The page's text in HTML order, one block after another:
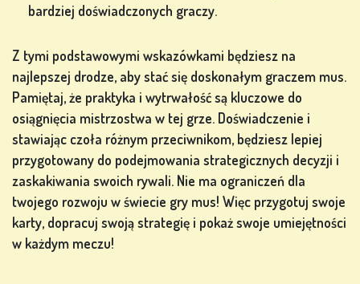
bardziej doświadczonych graczy.
Z tymi podstawowymi wskazówkami będziesz na
najlepszej drodze, aby stać się doskonałym graczem mus.
Pamiętaj, że praktyka i wytrwałość są kluczowe do
osiągnięcia mistrzostwa w tej grze. Doświadczenie i
stawiając czoła różnym przeciwnikom, będziesz lepiej
przygotowany do podejmowania strategicznych decyzji i
zaskakiwania swoich rywali. Nie ma ograniczeń dla
twojego rozwoju w świecie gry mus! Więc przygotuj swoje
karty, dopracuj swoją strategię i pokaż swoje umiejętności
w każdym meczu!